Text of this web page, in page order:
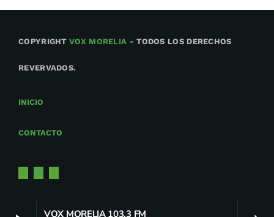
VOX MORELIA 103.3 FM
COPYRIGHTVOX MORELIA - TODOS LOS DERECHOS
REVERVADOS.
INICIO
CONTACTO